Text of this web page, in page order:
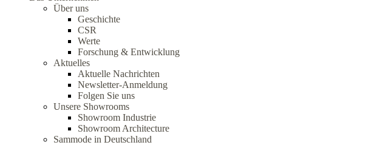
Über uns
Geschichte
CSR
Werte
Forschung & Entwicklung
Aktuelles
Aktuelle Nachrichten
Newsletter-Anmeldung
Folgen Sie uns
Unsere Showrooms
Showroom Industrie
Showroom Architecture
Sammode in Deutschland